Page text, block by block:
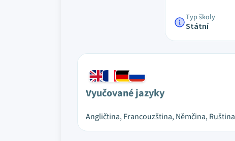
Typ školy
Státní
Vyučované jazyky
Angličtina, Francouzština, Němčina, Ruština